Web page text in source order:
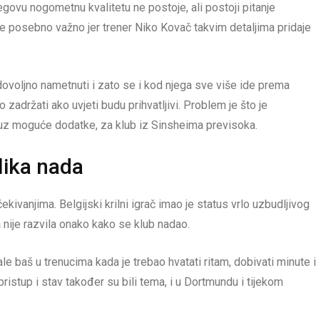
nogometnu kvalitetu ne postoje, ali postoji pitanje
važno jer trener Niko Kovač takvim detaljima pridaje
nametnuti i zato se i kod njega sve više ide prema
zadržati ako uvjeti budu prihvatljivi. Problem je što je
moguće dodatke, za klub iz Sinsheima previsoka.
nada
Belgijski krilni igrač imao je status vrlo uzbudljivog
razvila onako kako se klub nadao.
baš u trenucima kada je trebao hvatati ritam, dobivati minute i
i stav također su bili tema, i u Dortmundu i tijekom